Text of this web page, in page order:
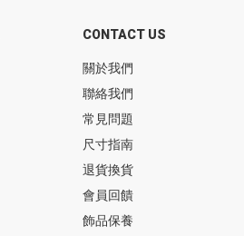
CONTACT US
關於我們
聯絡我們
常見問題
尺寸指南
退貨換貨
會員回饋
飾品保養